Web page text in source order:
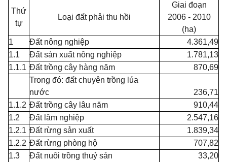
Thứ
tự
Loại đất phải thu hồi
Giai đoạn
2006 - 2010
(ha)
1
Đất nông nghiệp
4.361,49
1.1
Đất sản xuất nông nghiệp
1.781,13
1.1.1 Đất trồng cây hàng năm
870,69
Trong đó: đất chuyên trồng lúa
nước
236,71
1.1.2 Đất trồng cây lâu năm
910,44
1.2
Đất lâm nghiệp
2.547,16
1.2.1 Đất rừng sản xuất
1.839,34
1.2.2 Đất rừng phòng hộ
707,82
1.3
Đất nuôi trồng thuỷ sản
33,20